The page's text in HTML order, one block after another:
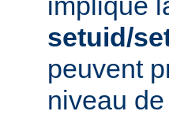
setuid/
peuvent
niveau